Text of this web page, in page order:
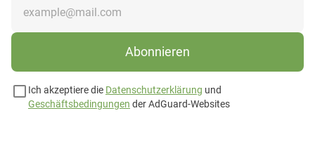
Abonnieren
Ich akzeptiere die Datenschutzerklärung und
Geschäftsbedingungen der AdGuard-Websites